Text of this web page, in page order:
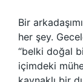
Bir
her şey.
“belki doğal
içimdeki